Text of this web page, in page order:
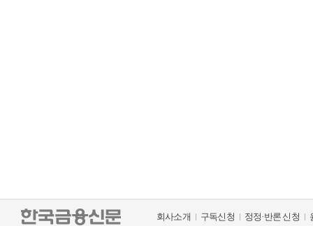
회사소개 구독신청 정정·반론 신청